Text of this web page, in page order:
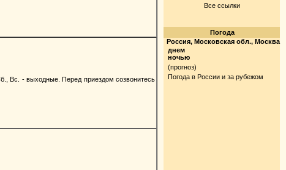
Вс. - выходные. Перед приездом созвонитесь
Все ссылки
Погода
Россия, Московская обл., Москва
днем
ночью
(прогноз)
Погода в России и за рубежом